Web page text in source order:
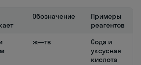
Обозначение
Примеры
реагентов
ж—тв
Сода и
уксусная
кислота